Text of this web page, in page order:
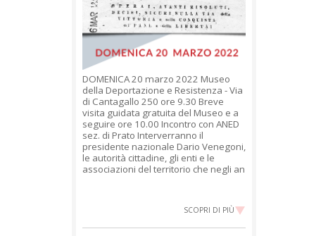
DOMENICA 20 marzo 2022 Museo
della Deportazione e Resistenza - Via
di Cantagallo 250 ore 9.30 Breve
visita guidata gratuita del Museo e a
seguire ore 10.00 Incontro con ANED
sez. di Prato Interverranno il
presidente nazionale Dario Venegoni,
le autorità cittadine, gli enti e le
associazioni del territorio che negli an
SCOPRI DI PIÙ